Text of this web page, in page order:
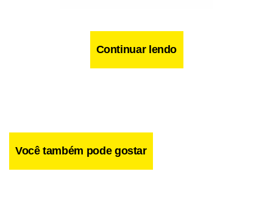
Continuar lendo
Você também pode gostar